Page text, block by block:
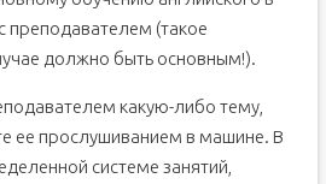
преподавателем (такое
должно быть основным!).
какую-либо тему,
ее прослушиванием в машине. В
системе занятий,